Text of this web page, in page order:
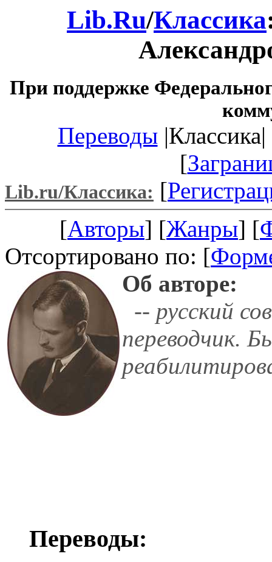
Lib.Ru/Классика
При поддержке
Переводы
[
Lib.ru/Классика: [
[Авторы] [Жанры] [
Отсортировано по: [
Об авторе:
-- русский
переводчик.
Переводы: